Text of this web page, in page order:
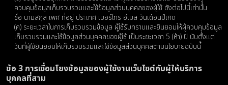
ควบคุมข้อมูลเก็บรวบรวมและใช้ข้อมูลส่วนบุคคลของผู้ใช้ ดังต่อไปนี้เท่านั้น
ชื่อ นามสกุล เพศ ที่อยู่ ประเทศ เบอร์โทร อีเมล วันเดือนปีเกิด
(ค) ระยะเวลาในการเก็บรวบรวมข้อมูล ผู้ใช้รับทราบและยินยอมให้ผู้ควบคุมข้อมูล
เก็บรวบรวมและใช้ข้อมูลส่วนบุคคลของผู้ใช้ เป็นระยะเวลา 5 (ห้า) ปี นับตั้งแต่
วันที่ผู้ใช้ยินยอมให้เก็บรวบรวมและใช้ข้อมูลส่วนบุคคลตามนโยบายฉบับนี้
ข้อ 3 การเชื่อมโยงข้อมูลของผู้ใช้งานเว็บไซต์กับผู้ให้บริการ
บุคคลที่สาม